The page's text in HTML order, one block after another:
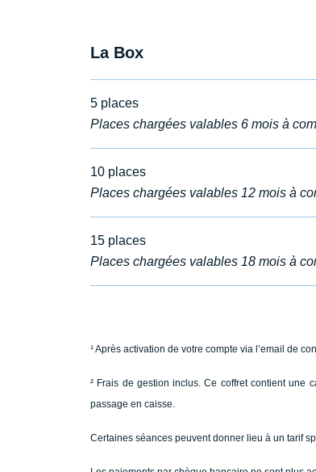
La Box
5 places
Places chargées valables 6 mois à
10 places
Places chargées valables 12 mois à
15 places
Places chargées valables 18 mois à
¹ Après activation de votre compte via l’email de
² Frais de gestion inclus. Ce coffret contient une
passage en caisse.
Certaines séances peuvent donner lieu à un tarif